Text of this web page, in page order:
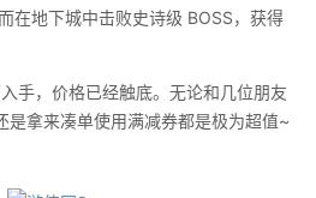
在地下城中击败史诗级 BOSS，获得
手，价格已经触底。无论和几位朋友
是拿来凑单使用满减券都是极为超值~